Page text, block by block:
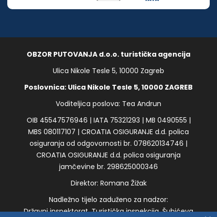
OBZOR PUTOVANJA d.o.o. turistička agencija
Ulica Nikole Tesle 5, 10000 Zagreb
Poslovnica: Ulica Nikole Tesle 5, 10000 ZAGREB
Voditeljica poslova: Tea Andrun
OIB 45547576946 | IATA 75321293 | MB 0490555 |
MBS 080117107 | CROATIA OSIGURANJE d.d. polica
osiguranja od odgovornosti br. 078620134746 |
CROATIA OSIGURANJE d.d. polica osiguranja
jamčevine br. 298625000346
Direktor: Romana Žižak
Nadležno tijelo zaduženo za nadzor:
Državni inspektorat, Turistička inspekcija, Šubićeva